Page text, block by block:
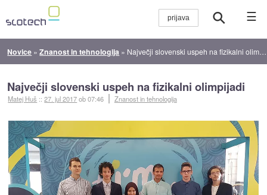
☰
Novice »Znanost in tehnologija » Največji slovenski uspeh na fizikalni olimpijadi
Največji slovenski uspeh na fizikalni olimpijadi
Matej Huš ::27. jul 2017ob 07:46 Znanost in tehnologija